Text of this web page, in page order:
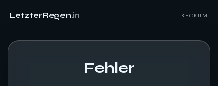
LetzterRegen.in BECKUM
Fehler